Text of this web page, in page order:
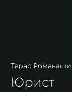
Тарас
Юрист